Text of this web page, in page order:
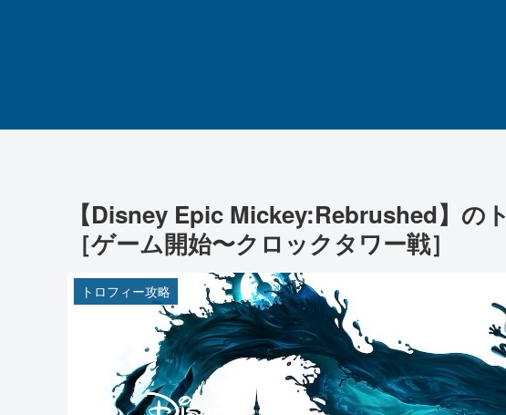
【Disney Epic Mickey:Rebrushed】の
［ゲーム開始〜クロックタワー戦］
トロフィー攻略